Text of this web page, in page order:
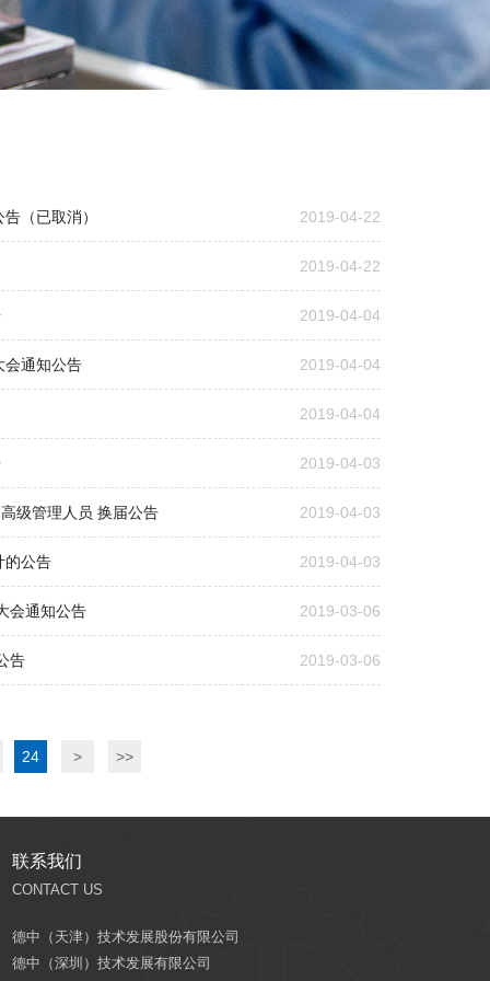
（已取消） 2019-04-22
2019-04-22
2019-04-04
会通知公告 2019-04-04
2019-04-04
2019-04-03
级管理人员 换届公告 2019-04-03
的公告 2019-04-03
会通知公告 2019-03-06
告 2019-03-06
24 > >>
联系我们
CONTACT US
德中（天津）技术发展股份有限公司
德中（深圳）技术发展有限公司